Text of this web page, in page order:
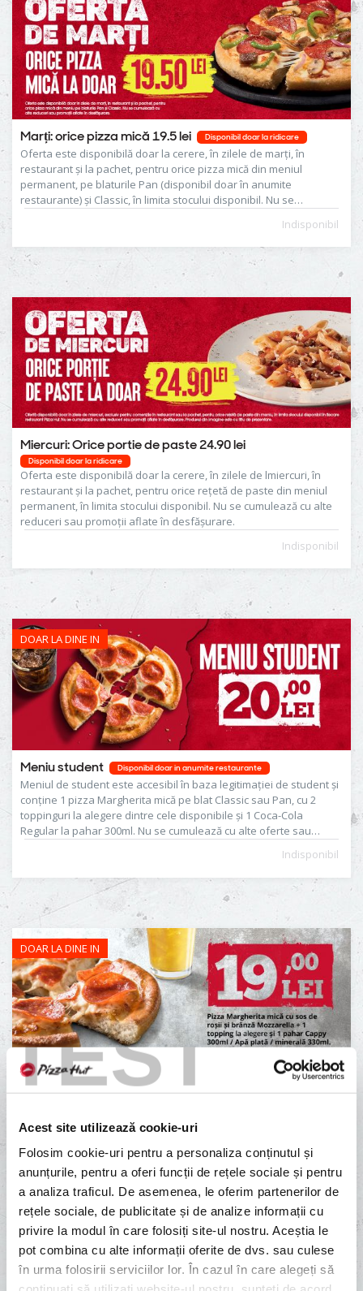
TEST
Acest site utilizează cookie-uri
Folosim cookie-uri pentru a personaliza conținutul și
anunțurile, pentru a oferi funcții de rețele sociale și pentru
a analiza traficul. De asemenea, le oferim partenerilor de
rețele sociale, de publicitate și de analize informații cu
privire la modul în care folosiți site-ul nostru. Aceștia le
pot combina cu alte informații oferite de dvs. sau culese
în urma folosirii serviciilor lor. În cazul în care alegeți să
Marți: orice pizza mică 19.5 lei Disponibil doar la ridicare
Oferta este disponibilă doar la cerere, în zilele de marți, în
restaurant și la pachet, pentru orice pizza mică din meniul
permanent, pe blaturile Pan (disponibil doar în anumite
restaurante) și Classic, în limita stocului disponibil. Nu se
Indisponibil
Miercuri: Orice portie de paste 24.90 lei
Disponibil doar la ridicare
Oferta este disponibilă doar la cerere, în zilele de lmiercuri, în
restaurant și la pachet, pentru orice reţetă de paste din meniul
permanent, în limita stocului disponibil. Nu se cumulează cu alte
reduceri sau promoţii aflate în desfăşurare.
Indisponibil
DOAR LA DINE IN
Meniu student Disponibil doar in anumite restaurante
Meniul de student este accesibil în baza legitimației de student și
conține 1 pizza Margherita mică pe blat Classic sau Pan, cu 2
toppinguri la alegere dintre cele disponibile și 1 Coca-Cola
Regular la pahar 300ml. Nu se cumulează cu alte oferte sau
Indisponibil
DOAR LA DINE IN
Lil Margherita Disponibil doar in anumite restaurante
Meniuri valabile pentru copiii cu vârsta de până la 14 ani și sunt
reduceri sau promoții.
Indisponibil
DOAR LA DINE IN